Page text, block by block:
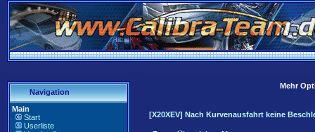
Navigation
Main
Start
Userliste
Mehr
[X20XEV] Nach Kurvenausfahrt keine